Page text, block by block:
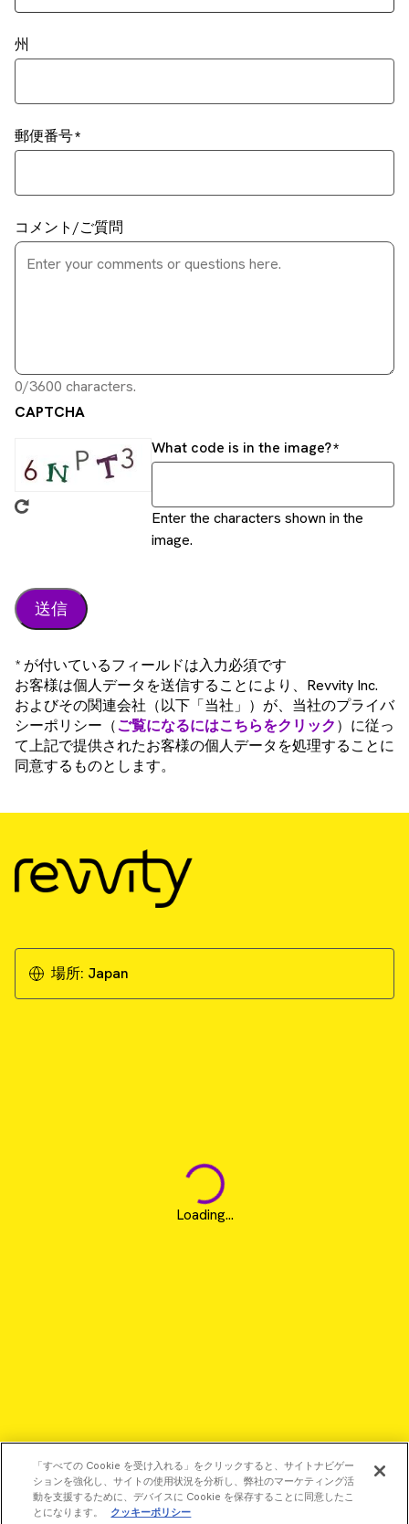
州
郵便番号
コメント/ご質問
0/3600 characters.
CAPTCHA
What code is in the image?
Enter the characters shown in the
image.
* が付いているフィールドは入力必須です
お客様は個人データを送信することにより、Revvity Inc.
およびその関連会社（以下「当社」）が、当社のプライバ
シーポリシー（ご覧になるにはこちらをクリック）に従っ
て上記で提供されたお客様の個人データを処理することに
同意するものとします。
場所: Japan
Loading...
「すべての Cookie を受け入れる」をクリックすると、サイトナビゲー
ションを強化し、サイトの使用状況を分析し、弊社のマーケティング活
動を支援するために、デバイスに Cookie を保存することに同意したこ
とになります。
クッキーポリシー